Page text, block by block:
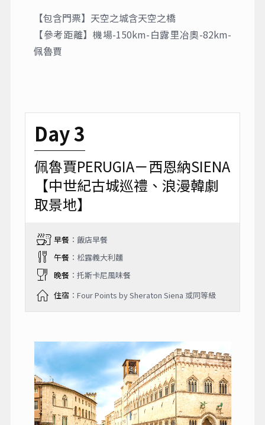
【包含門票】天空之城含天空之橋
【參考距離】機場-150km-白露里冶奧-82km-
佩魯賈
Day 3
佩魯賈PERUGIA－西恩納SIENA
【中世紀古城巡禮、浪漫韓劇
取景地】
早餐：飯店早餐
午餐：松露義大利麵
晚餐：托斯卡尼風味餐
住宿 ：Four Points by Sheraton Siena 或同等級